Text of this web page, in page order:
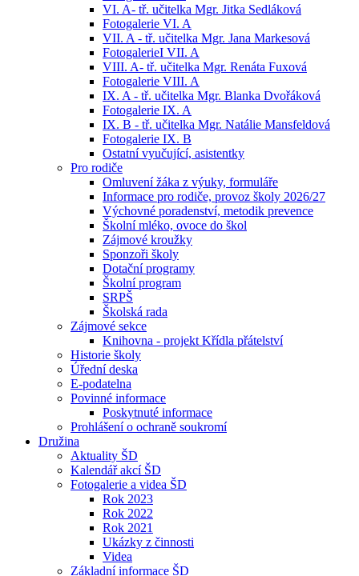
VI. A- tř. učitelka Mgr. Jitka Sedláková
Fotogalerie VI. A
VII. A - tř. učitelka Mgr. Jana Markesová
FotogalerieI VII. A
VIII. A- tř. učitelka Mgr. Renáta Fuxová
Fotogalerie VIII. A
IX. A - tř. učitelka Mgr. Blanka Dvořáková
Fotogalerie IX. A
IX. B - tř. učitelka Mgr. Natálie Mansfeldová
Fotogalerie IX. B
Ostatní vyučující, asistentky
Pro rodiče
Omluvení žáka z výuky, formuláře
Informace pro rodiče, provoz školy 2026/27
Výchovné poradenství, metodik prevence
Školní mléko, ovoce do škol
Zájmové kroužky
Sponzoři školy
Dotační programy
Školní program
SRPŠ
Školská rada
Zájmové sekce
Knihovna - projekt Křídla přátelství
Historie školy
Úřední deska
E-podatelna
Povinné informace
Poskytnuté informace
Prohlášení o ochraně soukromí
Družina
Aktuality ŠD
Kalendář akcí ŠD
Fotogalerie a videa ŠD
Rok 2023
Rok 2022
Rok 2021
Ukázky z činnosti
Videa
Základní informace ŠD